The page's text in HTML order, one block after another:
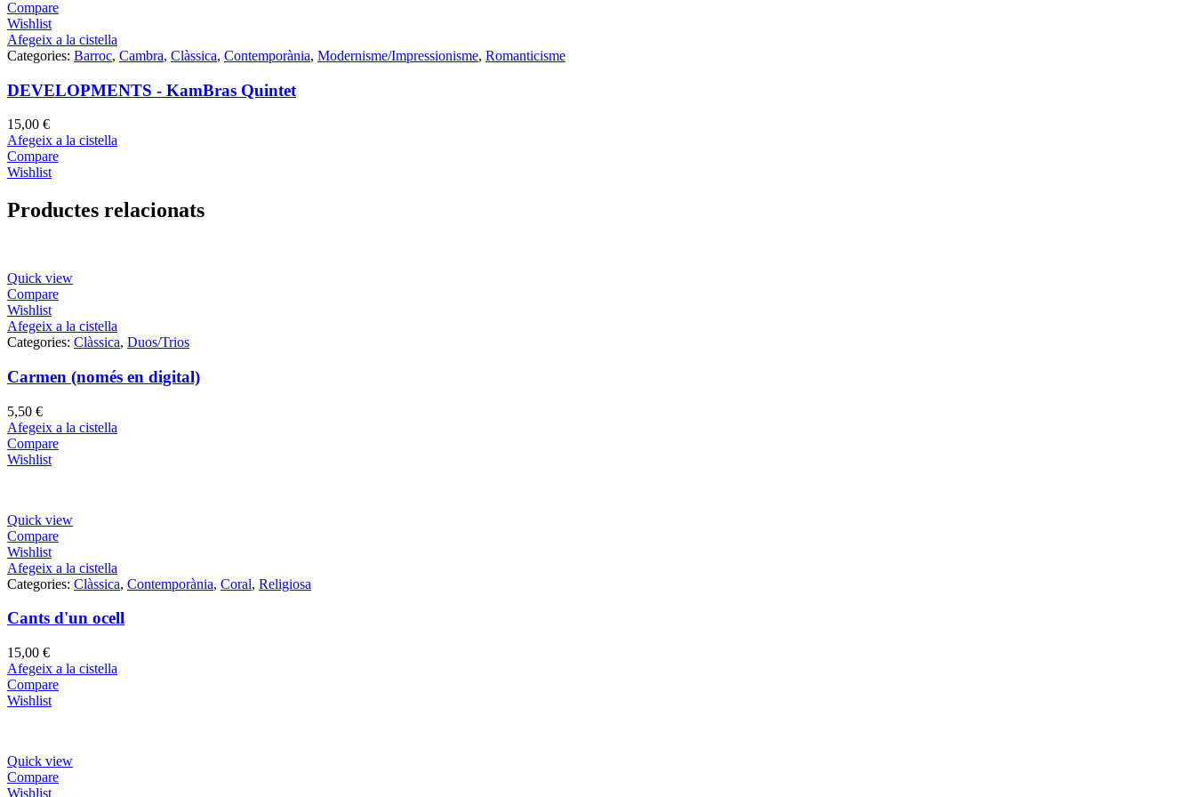
Compare
Wishlist
Afegeix a la cistella
Categories: Barroc, Cambra, Clàssica, Contemporània, Modernisme/Impressionisme, Romanticisme
DEVELOPMENTS - KamBras Quintet
15,00 €
Afegeix a la cistella
Compare
Wishlist
Productes relacionats
Quick view
Compare
Wishlist
Afegeix a la cistella
Categories: Clàssica, Duos/Trios
Carmen (només en digital)
5,50 €
Afegeix a la cistella
Compare
Wishlist
Quick view
Compare
Wishlist
Afegeix a la cistella
Categories: Clàssica, Contemporània, Coral, Religiosa
Cants d'un ocell
15,00 €
Afegeix a la cistella
Compare
Wishlist
Quick view
Compare
Wishlist